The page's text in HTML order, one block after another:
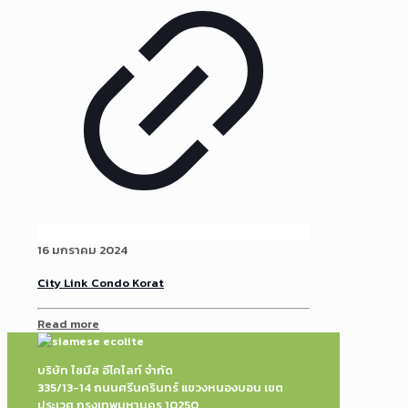
16 มกราคม 2024
City Link Condo Korat
Read more
บริษัท ไซมีส อีโคไลท์ จำกัด
335/13-14 ถนนศรีนครินทร์ แขวงหนองบอน เขต